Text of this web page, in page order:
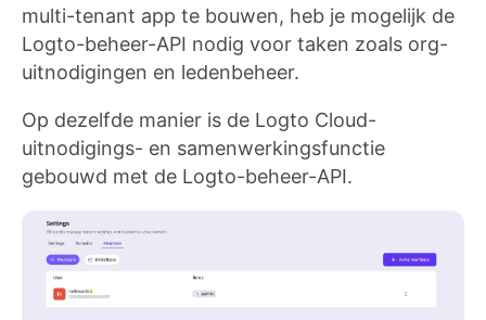
multi-tenant app te bouwen, heb je mogelijk de
Logto-beheer-API nodig voor taken zoals org-
uitnodigingen en ledenbeheer.
Op dezelfde manier is de Logto Cloud-
uitnodigings- en samenwerkingsfunctie
gebouwd met de Logto-beheer-API.